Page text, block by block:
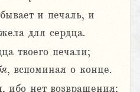
и печаль, и
для сердца.
твоего печали;
, вспоминая о конце.
ибо нет возвращения;